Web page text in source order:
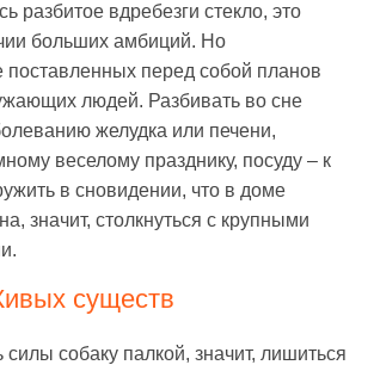
разбитое вдребезги стекло, это
больших амбиций. Но
поставленных перед собой планов
людей. Разбивать во сне
желудка или печени,
веселому празднику, посуду – к
в сновидении, что в доме
значит, столкнуться с крупными
существ
силы собаку палкой, значит, лишиться